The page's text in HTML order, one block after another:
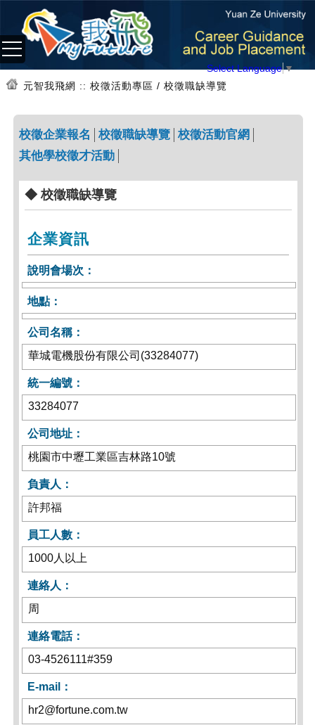
Select Language▼
元智我飛網 :: 校徵活動專區 / 校徵職缺導覽
校徵企業報名 校徵職缺導覽 校徵活動官網
其他學校徵才活動
◆ 校徵職缺導覽
企業資訊
說明會場次：
地點：
公司名稱：
華城電機股份有限公司(33284077)
統一編號：
33284077
公司地址：
桃園市中壢工業區吉林路10號
負責人：
許邦福
員工人數：
1000人以上
連絡人：
周
連絡電話：
03-4526111#359
E-mail：
hr2@fortune.com.tw